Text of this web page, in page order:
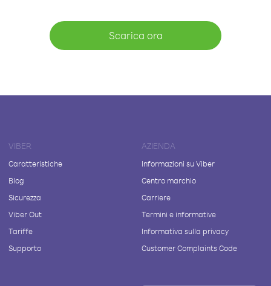
Scarica ora
VIBER
Caratteristiche
Blog
Sicurezza
Viber Out
Tariffe
Supporto
AZIENDA
Informazioni su Viber
Centro marchio
Carriere
Termini e informative
Informativa sulla privacy
Customer Complaints Code